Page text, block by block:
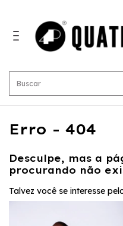
Erro - 404
Desculpe, mas a
procurando não
Talvez você se interesse